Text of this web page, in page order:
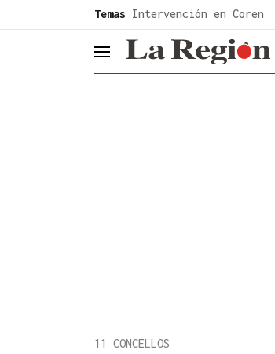
Temas Intervención en Coren
header.menu.open
11 CONCELLOS